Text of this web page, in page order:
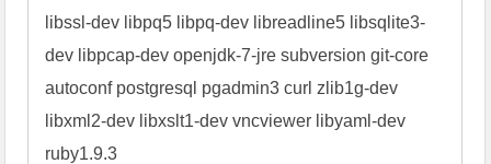
libssl-dev libpq5 libpq-dev libreadline5 libsqlite3-
dev libpcap-dev openjdk-7-jre subversion git-core
autoconf postgresql pgadmin3 curl zlib1g-dev
libxml2-dev libxslt1-dev vncviewer libyaml-dev
ruby1.9.3